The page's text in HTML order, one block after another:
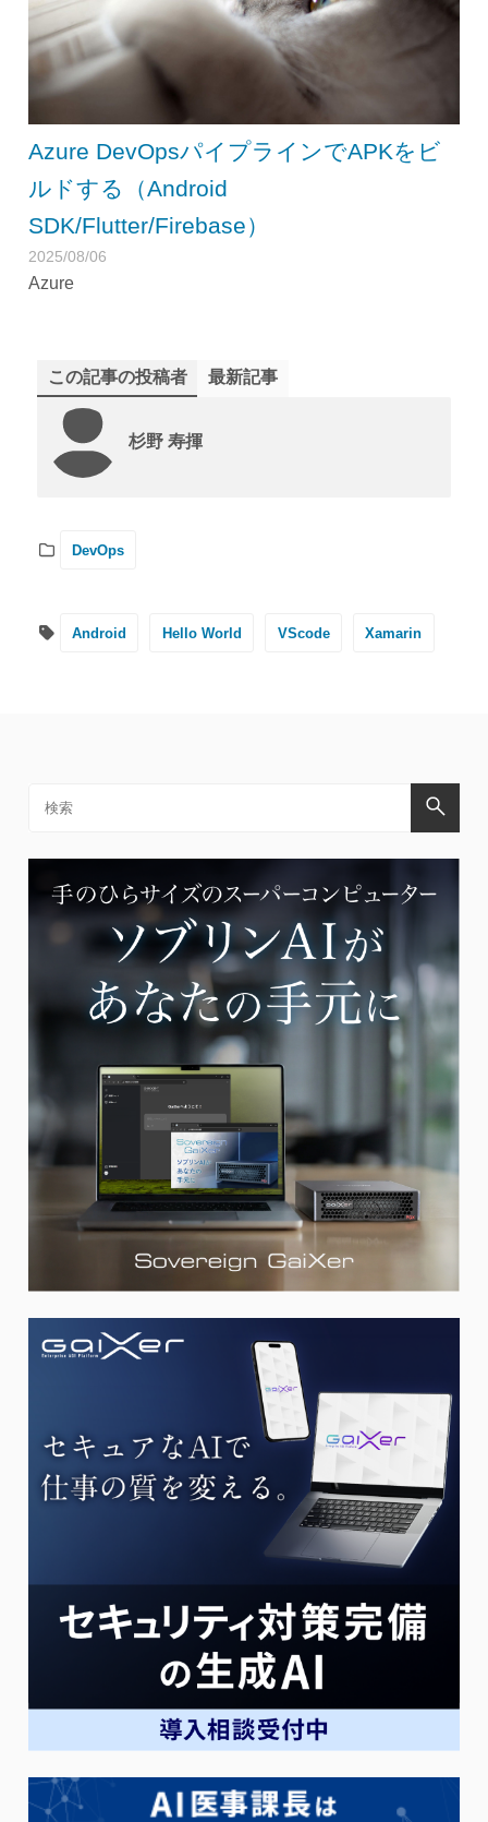
Azure DevOpsパイプラインでAPKをビ
ルドする（Android
SDK/Flutter/Firebase）
2025/08/06
Azure
この記事の投稿者 最新記事
杉野 寿揮
DevOps
Android Hello World VScode Xamarin